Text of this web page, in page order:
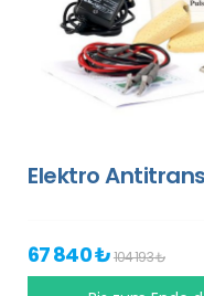
Elektro
67 840 ₺104 193 ₺